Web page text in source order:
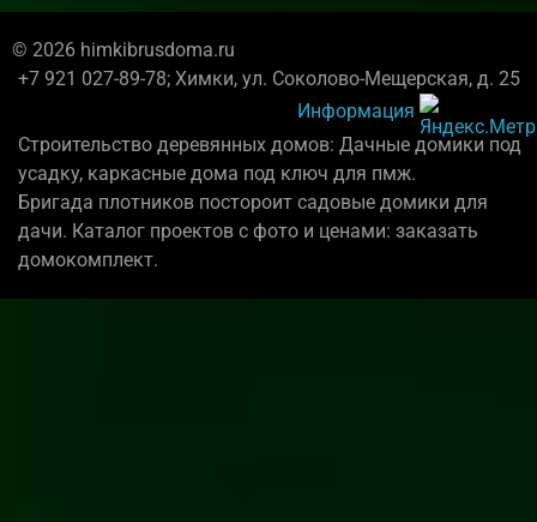
© 2026 himkibrusdoma.ru
+7 921 027-89-78; Химки, ул. Соколово-Мещерская, д. 25
Информация
Строительство деревянных домов: Дачные домики под
усадку, каркасные дома под ключ для пмж.
Бригада плотников постороит садовые домики для
дачи. Каталог проектов с фото и ценами: заказать
домокомплект.